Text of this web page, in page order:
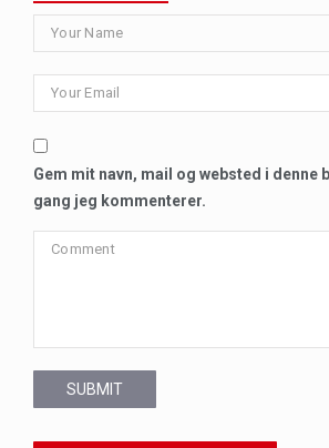
Gem mit navn, mail og websted i
gang jeg kommenterer.
SUBMIT